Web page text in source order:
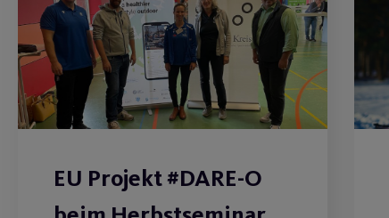
EU Projekt #DARE-O